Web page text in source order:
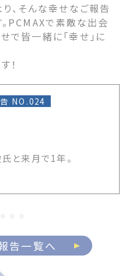
、そんな幸せなご報告
PCMAXで素敵な出会
で皆一緒に「幸せ」に
！
NO.024
と来月で1年。
告一覧へ